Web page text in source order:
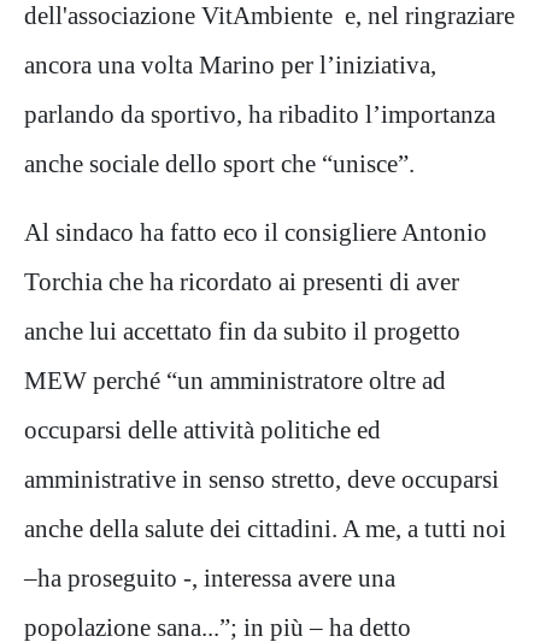
dell'associazione VitAmbiente e, nel ringraziare
ancora una volta Marino per l’iniziativa,
parlando da sportivo, ha ribadito l’importanza
anche sociale dello sport che “unisce”.
Al sindaco ha fatto eco il consigliere Antonio
Torchia che ha ricordato ai presenti di aver
anche lui accettato fin da subito il progetto
MEW perché “un amministratore oltre ad
occuparsi delle attività politiche ed
amministrative in senso stretto, deve occuparsi
anche della salute dei cittadini. A me, a tutti noi
–ha proseguito -, interessa avere una
popolazione sana...”; in più – ha detto